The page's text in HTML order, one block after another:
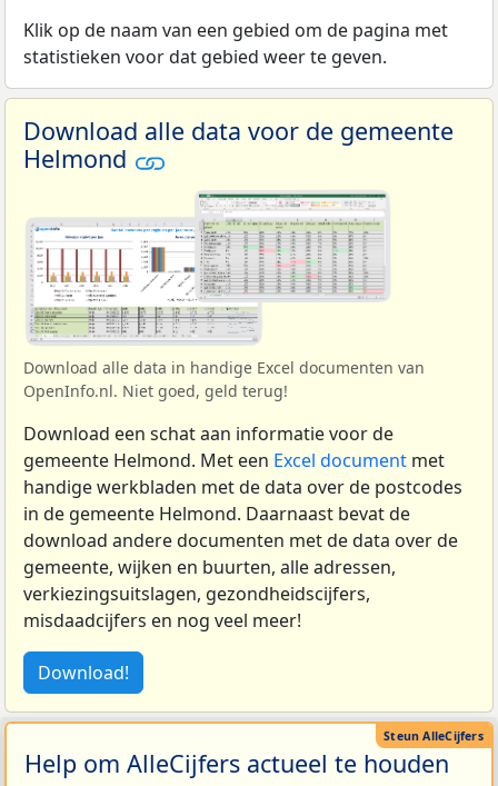
Klik op de naam van een gebied om de pagina met
statistieken voor dat gebied weer te geven.
Download alle data voor de gemeente
Helmond
Download alle data in handige Excel documenten van
OpenInfo.nl. Niet goed, geld terug!
Download een schat aan informatie voor de
gemeente Helmond. Met een Excel document met
handige werkbladen met de data over de postcodes
in de gemeente Helmond. Daarnaast bevat de
download andere documenten met de data over de
gemeente, wijken en buurten, alle adressen,
verkiezingsuitslagen, gezondheidscijfers,
misdaadcijfers en nog veel meer!
Download!
Help om AlleCijfers actueel te houden